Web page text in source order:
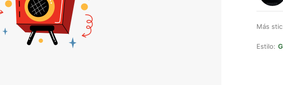
Más
Estilo: